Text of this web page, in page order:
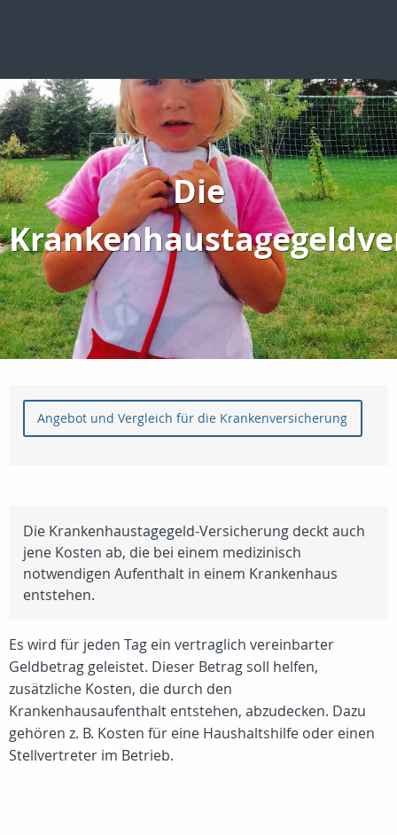
Die
Angebot und Vergleich für die Krankenversicherung
Die Krankenhaustagegeld-Versicherung deckt auch
jene Kosten ab, die bei einem medizinisch
notwendigen Aufenthalt in einem Krankenhaus
entstehen.
Es wird für jeden Tag ein vertraglich vereinbarter
Geldbetrag geleistet. Dieser Betrag soll helfen,
zusätzliche Kosten, die durch den
Krankenhausaufenthalt entstehen, abzudecken. Dazu
gehören z. B. Kosten für eine Haushaltshilfe oder einen
Stellvertreter im Betrieb.